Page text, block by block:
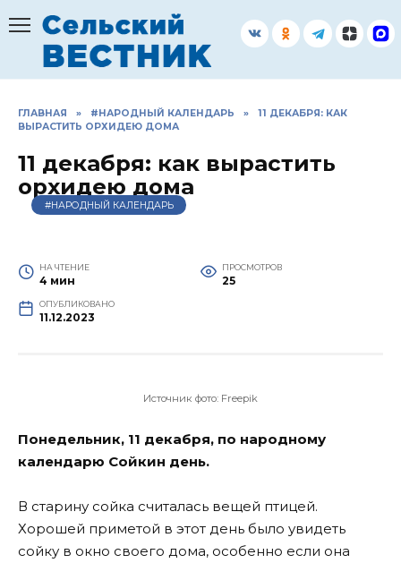
содержанию
ГЛАВНАЯ » #НАРОДНЫЙ КАЛЕНДАРЬ »
11 ДЕКАБРЯ: КАК
ВЫРАСТИТЬ ОРХИДЕЮ ДОМА
11 декабря: как вырастить
орхидею дома
#НАРОДНЫЙ КАЛЕНДАРЬ
НА ЧТЕНИЕ
4 мин
ПРОСМОТРОВ
25
ОПУБЛИКОВАНО
11.12.2023
Источник фото: Freepik
Понедельник, 11 декабря, по народному
календарю Сойкин день.
В старину сойка считалась вещей птицей.
Хорошей приметой в этот день было увидеть
сойку в окно своего дома, особенно если она